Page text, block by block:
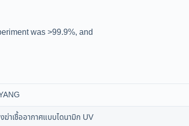
was >99.9%, and
ฆ่าเชื้ออากาศแบบไดนามิก UV